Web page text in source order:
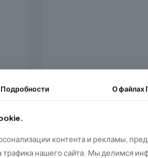
Подробности О файлах
контента и рекламы,
трафика нашего сайта. Мы делимся